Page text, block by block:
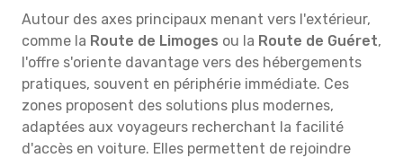
Autour des axes principaux menant vers l'extérieur,
comme la Route de Limoges ou la Route de Guéret,
l'offre s'oriente davantage vers des hébergements
pratiques, souvent en périphérie immédiate. Ces
zones proposent des solutions plus modernes,
adaptées aux voyageurs recherchant la facilité
d'accès en voiture. Elles permettent de rejoindre